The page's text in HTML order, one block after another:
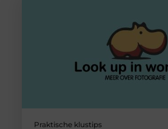
Praktische klustips